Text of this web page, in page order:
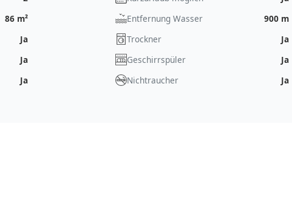
86 m²
Entfernung Wasser
900 m
Ja
Ja
Ja
Trockner
Ja
Geschirrspüler
Ja
Nichtraucher
Ja